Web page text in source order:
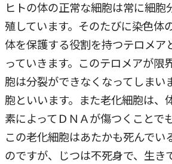
ヒトの体の正常な細胞は常に細胞
殖しています。そのたびに染色体
体を保護する役割を持つテロメア
っていきます。このテロメアが限
胞は分裂ができなくなってしまい
胞といいます。また老化細胞は、
素によってＤＮＡが傷つくことで
この老化細胞はあたかも死んでい
のですが、じつは不死身で、生き